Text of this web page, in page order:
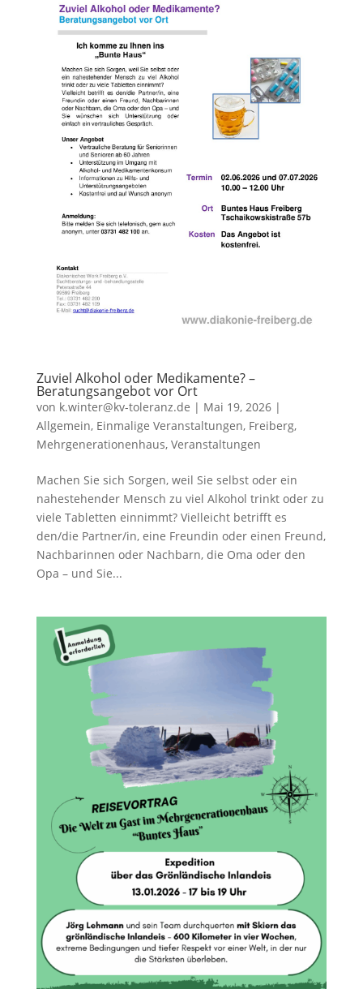
Zuviel Alkohol oder Medikamente? –
Beratungsangebot vor Ort
von k.winter@kv-toleranz.de | Mai 19, 2026|
Allgemein, Einmalige Veranstaltungen, Freiberg,
Mehrgenerationenhaus, Veranstaltungen
Machen Sie sich Sorgen, weil Sie selbst oder ein
nahestehender Mensch zu viel Alkohol trinkt oder zu
viele Tabletten einnimmt? Vielleicht betrifft es
den/die Partner/in, eine Freundin oder einen Freund,
Nachbarinnen oder Nachbarn, die Oma oder den
Opa – und Sie...